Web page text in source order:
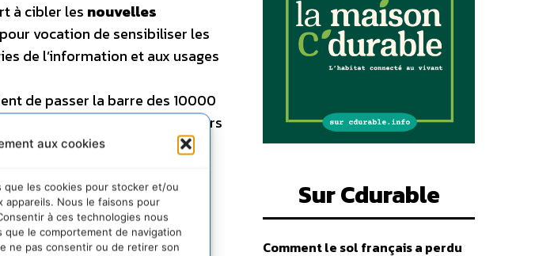
aux cookies
les cookies pour stocker et/ou
appareils. Nous le faisons pour
à ces technologies nous
le comportement de navigation
ne pas consentir ou de retirer son
à cibler les nouvelles
vocation de sensibiliser les
de l’information et aux usages
de passer la barre des 10000
facile et plus moderne” à leurs
laisserons à nos enfants sans
la Planète. Ce, par une
–
Sur Cdurable
Comment le sol français a perdu